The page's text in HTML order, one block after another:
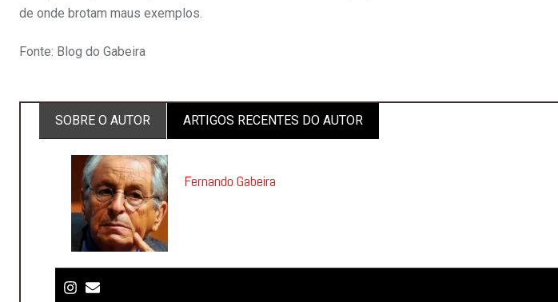
de onde brotam maus exemplos.
Fonte: Blog do Gabeira
SOBRE O AUTOR
ARTIGOS RECENTES DO AUTOR
Fernando Gabeira